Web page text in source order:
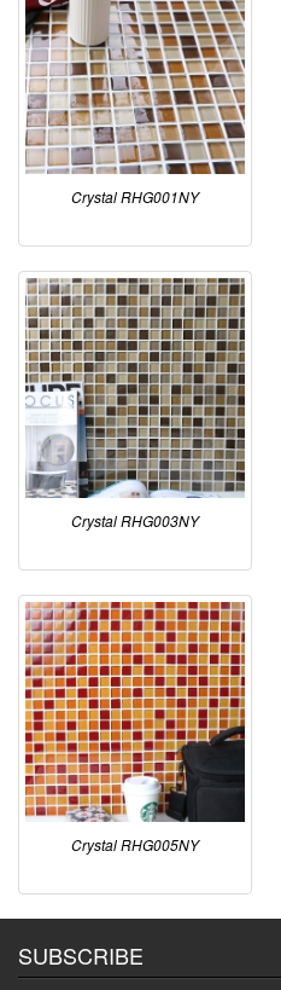
Crystal RHG001NY
Crystal RHG003NY
Crystal RHG005NY
SUBSCRIBE